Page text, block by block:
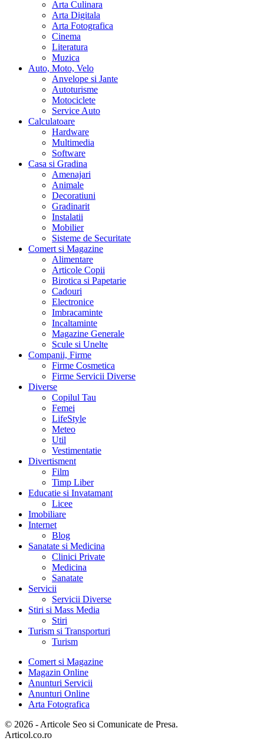
Arta Culinara
Arta Digitala
Arta Fotografica
Cinema
Literatura
Muzica
Auto, Moto, Velo
Anvelope si Jante
Autoturisme
Motociclete
Service Auto
Calculatoare
Hardware
Multimedia
Software
Casa si Gradina
Amenajari
Animale
Decoratiuni
Gradinarit
Instalatii
Mobilier
Sisteme de Securitate
Comert si Magazine
Alimentare
Articole Copii
Birotica si Papetarie
Cadouri
Electronice
Imbracaminte
Incaltaminte
Magazine Generale
Scule si Unelte
Companii, Firme
Firme Cosmetica
Firme Servicii Diverse
Diverse
Copilul Tau
Femei
LifeStyle
Meteo
Util
Vestimentatie
Divertisment
Film
Timp Liber
Educatie si Invatamant
Licee
Imobiliare
Internet
Blog
Sanatate si Medicina
Clinici Private
Medicina
Sanatate
Servicii
Servicii Diverse
Stiri si Mass Media
Stiri
Turism si Transporturi
Turism
Comert si Magazine
Magazin Online
Anunturi Servicii
Anunturi Online
Arta Fotografica
© 2026 - Articole Seo si Comunicate de Presa.
Articol.co.ro